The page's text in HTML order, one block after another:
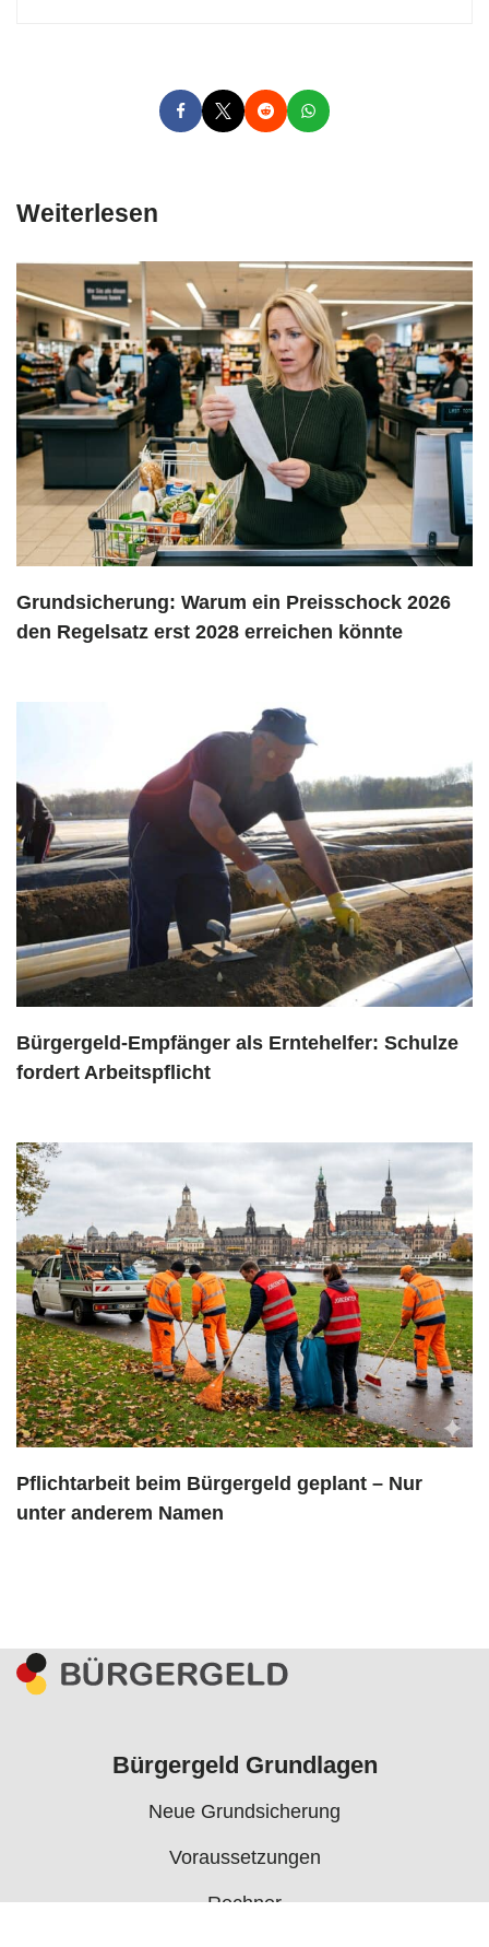
Weiterlesen
Grundsicherung: Warum ein Preisschock 2026
den Regelsatz erst 2028 erreichen könnte
Bürgergeld-Empfänger als Erntehelfer: Schulze
fordert Arbeitspflicht
Pflichtarbeit beim Bürgergeld geplant – Nur
unter anderem Namen
Bürgergeld Grundlagen
Neue Grundsicherung
Voraussetzungen
Rechner